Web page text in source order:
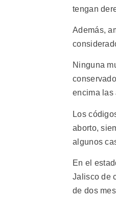
tengan
Además,
Ninguna
encima las
Los
aborto,
algunos
En el
Jalisco de
de dos